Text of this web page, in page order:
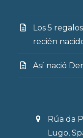
Los 5
recién
Así nació
Rúa da
Lugo,